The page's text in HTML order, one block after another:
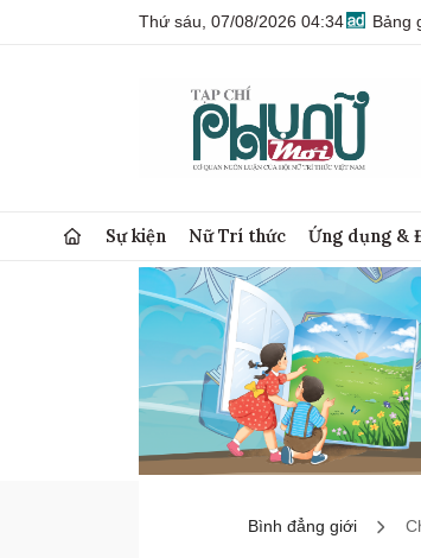
Thứ sáu, 07/08/2026 04:34 Bảng
Sự kiện Nữ Trí thức Ứng dụng &
Bình đẳng giới